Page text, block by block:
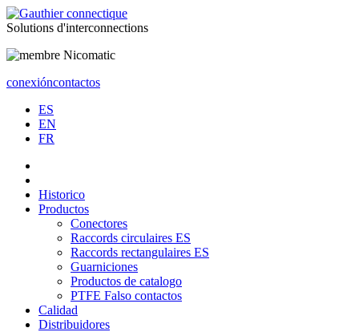
Solutions d'interconnections
conexióncontactos
ES
EN
FR
Historico
Productos
Conectores
Raccords circulaires ES
Raccords rectangulaires ES
Guarniciones
Productos de catalogo
PTFE Falso contactos
Calidad
Distribuidores